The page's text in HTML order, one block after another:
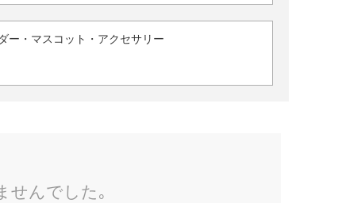
ー・マスコット・アクセサリー